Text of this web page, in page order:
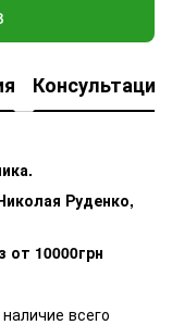
Консультация
Руденко,
от 10000грн
всего